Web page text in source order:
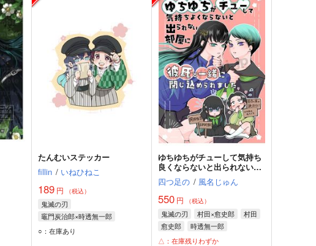
たんむいステッカー
fillin / いねひねこ
189 円 （税込）
鬼滅の刃
竈門炭治郎×時透無一郎
竈門炭治郎
○：在庫あり
ゆちゆちがチューして気持ち
良くならないと出られない部
屋に彼氏と一緒に閉じ込めら
れました
四つ足の / 風名じゅん
550 円 （税込）
鬼滅の刃 村田×愈史郎
村田
愈史郎
時透無一郎
△：在庫残りわずか